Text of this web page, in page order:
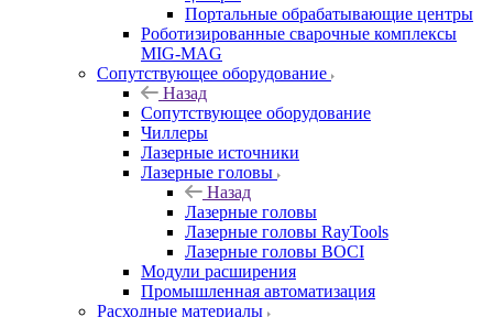
Портальные обрабатывающие центры
Роботизированные сварочные комплексы
MIG-MAG
Сопутствующее оборудование
Назад
Сопутствующее оборудование
Чиллеры
Лазерные источники
Лазерные головы
Назад
Лазерные головы
Лазерные головы RayTools
Лазерные головы BOCI
Модули расширения
Промышленная автоматизация
Расходные материалы